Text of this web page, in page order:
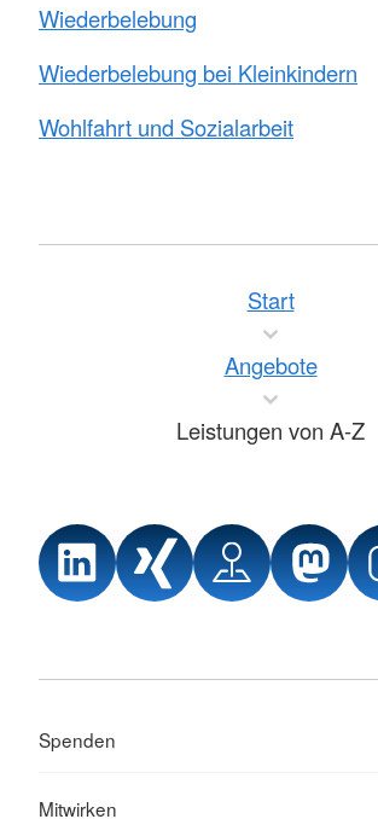
Wiederbelebung
Wiederbelebung bei Kleinkindern
Wohlfahrt und Sozialarbeit
Start
Angebote
Leistungen von A-Z
Spenden
Mitwirken